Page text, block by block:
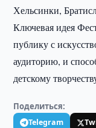
Хельсинки,
Ключевая идея
публику с
аудиторию, и
детскому
Поделиться:
Telegram